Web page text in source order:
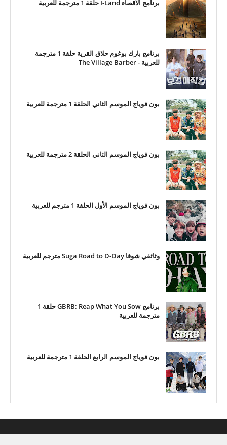
برنامج الاقصاء I-Land حلقة 1 مترجمة للعربية
برنامج بارك بوغوم حلاق القرية حلقة 1 مترجمة
للعربية - The Village Barber
بون فوياج الموسم الثاني الحلقة 1 مترجمة للعربية
بون فوياج الموسم الثاني الحلقة 2 مترجمة للعربية
بون فوياج الموسم الأول الحلقة 1 مترجم للعربية
وثائقي شوقا Suga Road to D-Day مترجم للعربية
برنامج GBRB: Reap What You Sow حلقة 1
مترجمة للعربية
بون فوياج الموسم الرابع الحلقة 1 مترجمة للعربية